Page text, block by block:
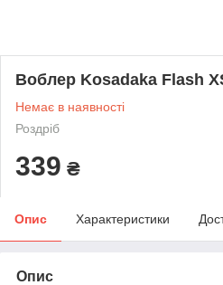
Воблер Kosadaka Flash
Немає в наявності
Роздріб
339 ₴
Опис Характеристики
Опис